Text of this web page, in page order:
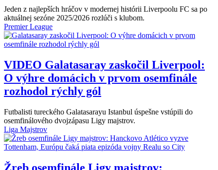
Jeden z najlepších hráčov v modernej histórii Liverpoolu FC sa po
aktuálnej sezóne 2025/2026 rozlúči s klubom.
Premier League
VIDEO Galatasaray zaskočil Liverpool:
O výhre domácich v prvom osemfinále
rozhodol rýchly gól
Futbalisti tureckého Galatasarayu Istanbul úspešne vstúpili do
osemfinálového dvojzápasu Ligy majstrov.
Liga Majstrov
Žreb osemfinále Ligy majstrov: